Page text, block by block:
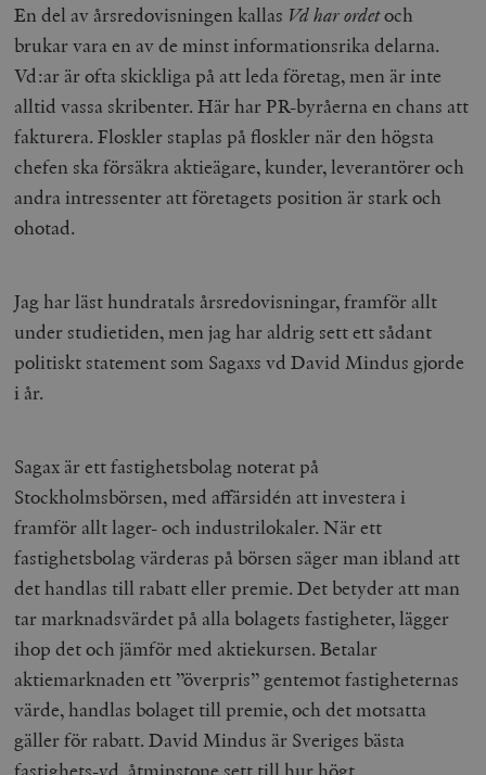
En del av årsredovisningen kallas Vd har ordetoch
brukar vara en av de minst informationsrika delarna.
Vd:ar är ofta skickliga på att leda företag, men är inte
alltid vassa skribenter. Här har PR-byråerna en chans att
fakturera. Floskler staplas på floskler när den högsta
chefen ska försäkra aktieägare, kunder, leverantörer och
andra intressenter att företagets position är stark och
ohotad.
Jag har läst hundratals årsredovisningar, framför allt
under studietiden, men jag har aldrig sett ett sådant
politiskt statement som Sagaxs vd David Mindus gjorde
i år.
Sagax är ett fastighetsbolag noterat på
Stockholmsbörsen, med affärsidén att investera i
framför allt lager- och industrilokaler. När ett
fastighetsbolag värderas på börsen säger man ibland att
det handlas till rabatt eller premie. Det betyder att man
tar marknadsvärdet på alla bolagets fastigheter, lägger
ihop det och jämför med aktiekursen. Betalar
aktiemarknaden ett ’’överpris’’ gentemot fastigheternas
värde, handlas bolaget till premie, och det motsatta
gäller för rabatt. David Mindus är Sveriges bästa
fastighets-vd, åtminstone sett till hur högt